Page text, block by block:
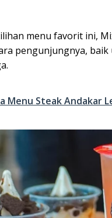
menu favorit ini,
pengunjungnya,
Menu Steak Andakar